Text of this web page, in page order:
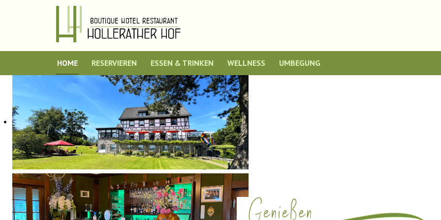
HOME RESERVIEREN ESSEN & TRINKEN WELLNESS UMBEGUNG